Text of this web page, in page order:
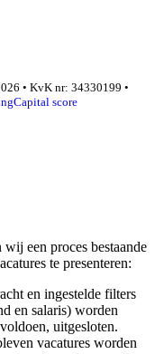
• KvK nr: 34330199 •
score
een proces bestaande
te presenteren:
en ingestelde filters
en salaris) worden
uitgesloten.
vacatures worden